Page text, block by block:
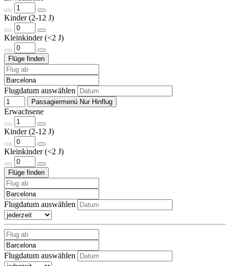
Kinder (2-12 J)
Kleinkinder (<2 J)
Flugdatum auswählen
Passagiermenü Nur Hinflug
Erwachsene
Kinder (2-12 J)
Kleinkinder (<2 J)
Flugdatum auswählen
Flugdatum auswählen